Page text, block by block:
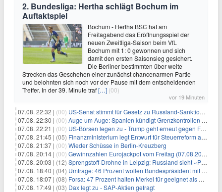
2. Bundesliga: Hertha schlägt Bochum im
Auftaktspiel
Bochum - Hertha BSC hat am
Freitagabend das Eröffnungsspiel der
neuen Zweitliga-Saison beim VfL
Bochum mit 1: 0 gewonnen und sich
damit den ersten Saisonsieg gesichert.
Die Berliner bestimmten über weite
Strecken das Geschehen einer zunächst chancenarmen Partie
und belohnten sich noch vor der Pause mit dem entscheidenden
Treffer. In der 39. Minute traf[…] (00)
vor 19 Minuten
07.08. 22:32 | (00) US-Senat stimmt für Gesetz zu Russland-Sanktionen
07.08. 22:30 | (00) Auge um Auge: Spanien kündigt Grenzkontrollen zu Italien an
07.08. 22:21 | (00) US-Börsen legen zu - Trump geht erneut gegen Fed-Gouverneurin vor
07.08. 21:45 | (05) Finanzministerium legt Entwurf für Steuerreform ab 2027 vor
07.08. 21:37 | (00) Wieder Schüsse in Berlin-Kreuzberg
07.08. 20:14 | (00) Gewinnzahlen Eurojackpot vom Freitag (07.08.2026)
07.08. 20:03 | (12) Sprengstoff-Drohne in Leipzig: Russland sieht «Provokation»
07.08. 18:40 | (04) Umfrage: 46 Prozent wollen Bundespräsident mit Politik-Erfahrung
07.08. 18:07 | (08) Forsa: 47 Prozent halten Merkel für geeignet als Bundespräsidentin
07.08. 17:49 | (03) Dax legt zu - SAP-Aktien gefragt